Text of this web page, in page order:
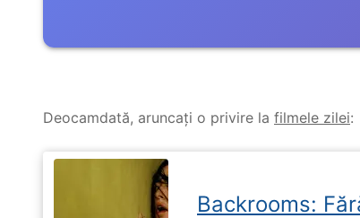
Deocamdată, aruncați o privire la filmele zilei:
Backrooms: